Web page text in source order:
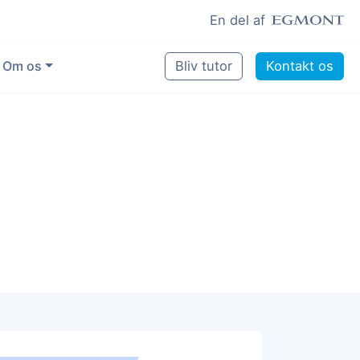
En del af
Om os Bliv tutor Kontakt os